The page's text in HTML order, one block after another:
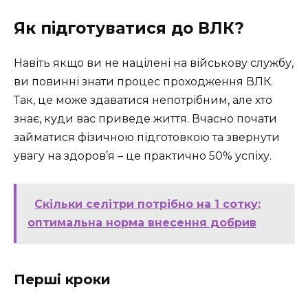
Як підготуватися до ВЛК?
Навіть якщо ви не націлені на військову службу,
ви повинні знати процес проходження ВЛК.
Так, це може здаватися непотрібним, але хто
знає, куди вас приведе життя. Вчасно почати
займатися фізичною підготовкою та звернути
увагу на здоров’я – це практично 50% успіху.
Скільки селітри потрібно на 1 сотку:
оптимальна норма внесення добрив
Перші кроки